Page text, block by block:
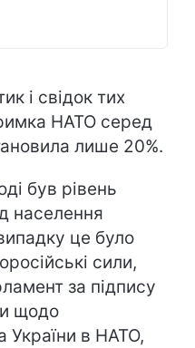
і свідок тих
НАТО серед
лише 20%.
був рівень
населення
це було
сили,
за підпису
щодо
України в НАТО,